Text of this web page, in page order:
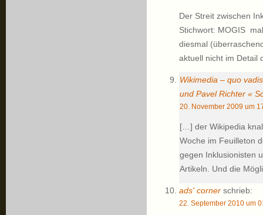
Der Streit zwischen
Stichwort: MOGIS 
diesmal
aktuell nicht im
Wikimedia – quo
und Pavel Richter «
20. November 2009 um
[…] der Wikipedia
Woche im Feuilleton
gegen Inklusionisten
Artikeln. Und die
ads' corner schrieb:
22. September 2010 um